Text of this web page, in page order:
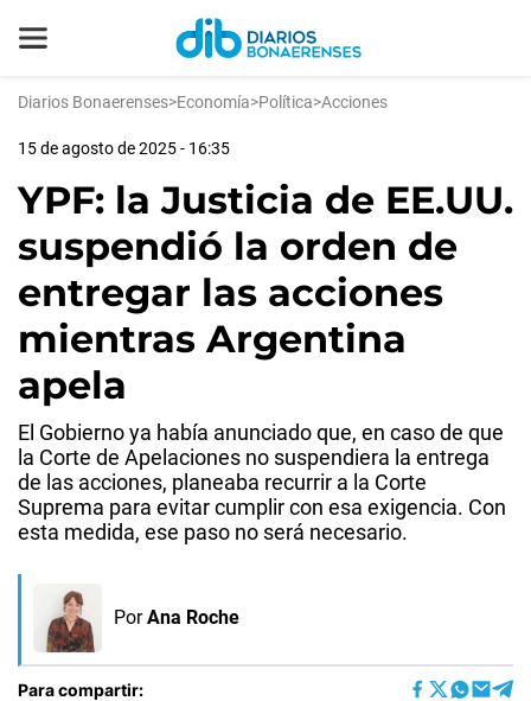
Diarios Bonaerenses>Economía>Política>Acciones
15 de agosto de 2025 - 16:35
YPF: la Justicia de EE.UU.
suspendió la orden de
entregar las acciones
mientras Argentina
apela
El Gobierno ya había anunciado que, en caso de que
la Corte de Apelaciones no suspendiera la entrega
de las acciones, planeaba recurrir a la Corte
Suprema para evitar cumplir con esa exigencia. Con
esta medida, ese paso no será necesario.
Por Ana Roche
Para compartir: